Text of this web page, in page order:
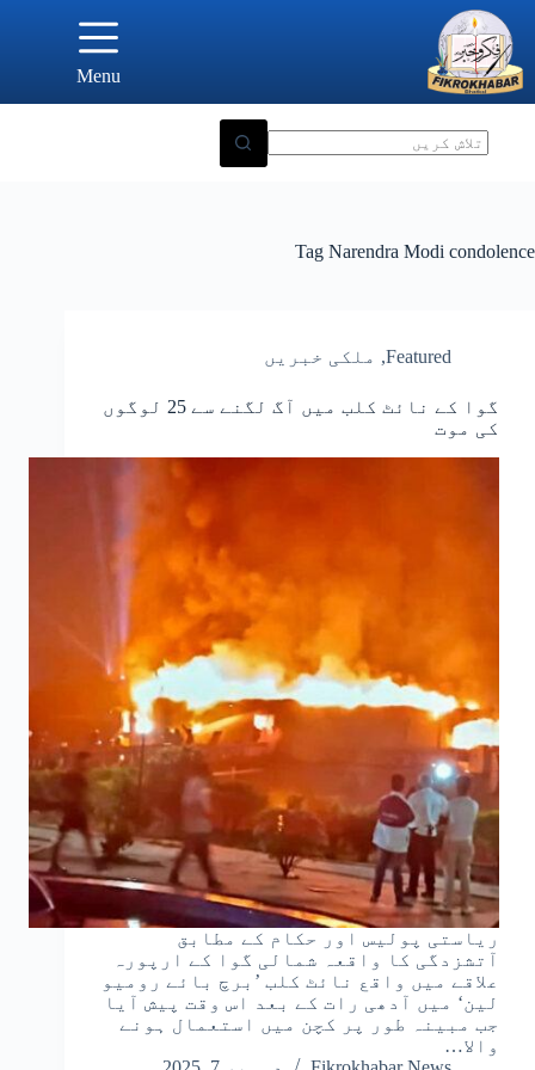
content
Menu
Tag Narendra Modi condolence
Featured
, ملکی خبریں
گوا کے نائٹ کلب میں آگ لگنے سے 25 لوگوں
کی موت
ریاستی پولیس اور حکام کے مطابق
آتشزدگی کا واقعہ شمالی گوا کے ارپورہ
علاقے میں واقع نائٹ کلب ’برچ بائے رومیو
لین‘ میں آدھی رات کے بعد اس وقت پیش آیا
جب مبینہ طور پر کچن میں استعمال ہونے
والا…